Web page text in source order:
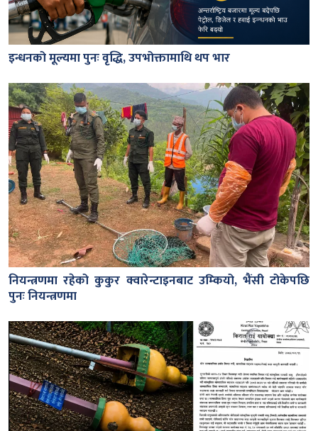
इन्धनको मूल्यमा पुनः वृद्धि, उपभोक्तामाथि थप भार
नियन्त्रणमा रहेको कुकुर क्वारेन्टाइनबाट उम्कियो, भैंसी टोकेपछि
पुनः नियन्त्रणमा